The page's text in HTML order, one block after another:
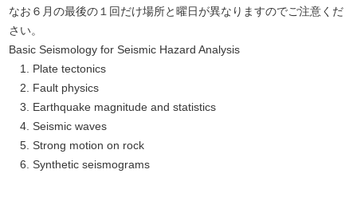
なお６月の最後の１回だけ場所と曜日が異なりますのでご注意くだ
さい。
Basic Seismology for Seismic Hazard Analysis
Plate tectonics
Fault physics
Earthquake magnitude and statistics
Seismic waves
Strong motion on rock
Synthetic seismograms